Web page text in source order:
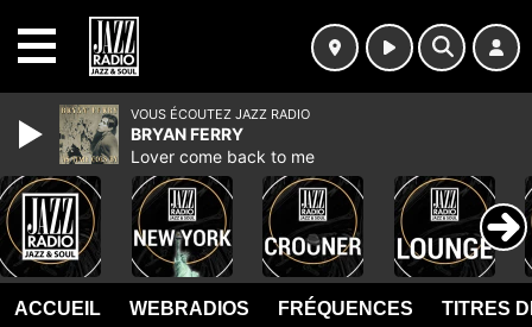
ACCUEIL WEBRADIOS FRÉQUENCES TITRES
VOUS ÉCOUTEZ JAZZ RADIO
BRYAN FERRY
Lover come back to me